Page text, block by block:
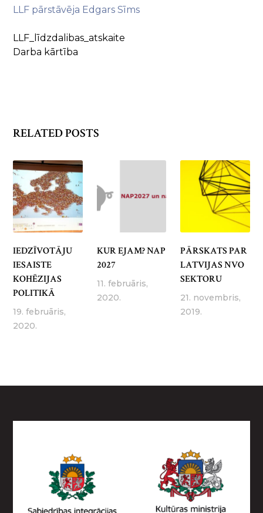
LLF pārstāvēja Edgars Sīms
LLF_līdzdalibas_atskaite
Darba kārtība
RELATED POSTS
IEDZĪVOTĀJU
IESAISTE
KOHĒZIJAS
POLITIKĀ
19. februāris,
2020.
KUR EJAM? NAP
2027
11. februāris,
2020.
PĀRSKATS PAR
LATVIJAS NVO
SEKTORU
21. novembris,
2019.